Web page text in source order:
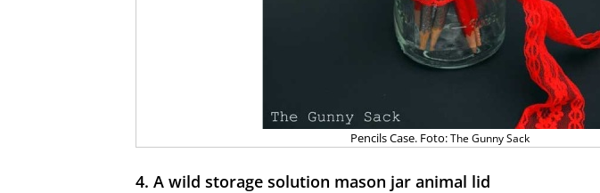
Pencils Case. Foto:The Gunny Sack
4. A wild storage solution mason jar animal lid